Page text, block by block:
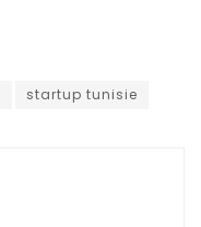
startup tunisie